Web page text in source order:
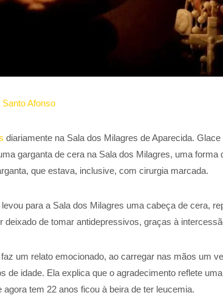
Afonso
diariamente na Sala dos Milagres de Aparecida.
garganta de cera na Sala dos Milagres, uma
que estava, inclusive, com cirurgia marcada.
para a Sala dos Milagres uma cabeça de cera,
deixado de tomar antidepressivos, graças à
um relato emocionado, ao carregar nas mãos um
de idade. Ela explica que o agradecimento reflete
agora tem 22 anos ficou à beira de ter leucemia.